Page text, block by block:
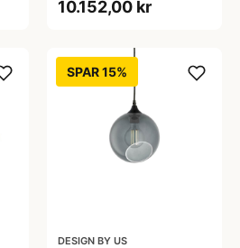
10.152,00 kr
SPAR 15%
DESIGN BY US